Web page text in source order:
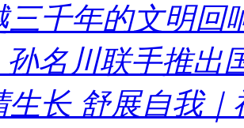
三千年的文明回
孙名川联手推出
生长 舒展自我